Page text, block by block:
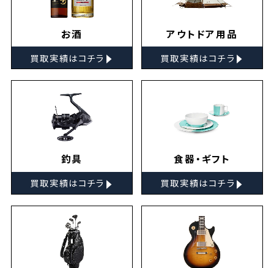
お酒
買取実績はコチラ ▸
アウトドア用品
買取実績はコチラ ▸
釣具
買取実績はコチラ ▸
食器・ギフト
買取実績はコチラ ▸